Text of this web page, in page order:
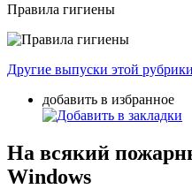
Правила гигиены
Другие выпуски этой рубрики
добавить в избранное
На всякий
Windows